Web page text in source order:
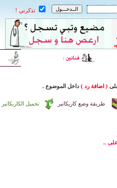
تذكرني !
( اضافة رد ) داخل الموضوع .
تحميل الكاريكاتير طريقة وضع كاريكاتير
..